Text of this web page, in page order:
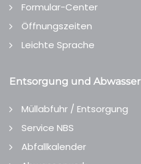
Formular-Center
Öffnungszeiten
Leichte Sprache
Entsorgung und Abwasser
Müllabfuhr / Entsorgung
Service NBS
Abfallkalender